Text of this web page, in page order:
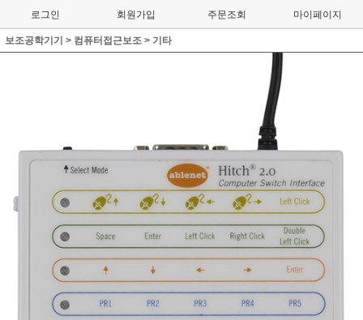
로그인 회원가입 주문조회 마이페이지
보조공학기기 > 컴퓨터접근보조 > 기타